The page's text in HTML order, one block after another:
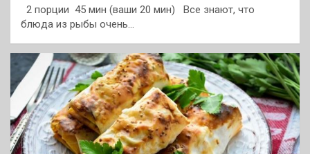
2 порции 45 мин (ваши 20 мин) Все знают, что
блюда из рыбы очень…